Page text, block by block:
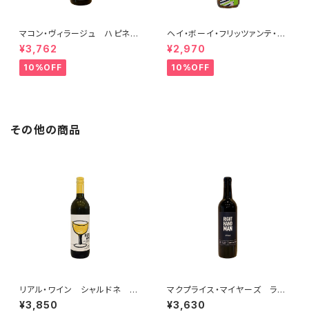
マコン・ヴィラージュ ハピネ
ス 2023 ブレノ・ベランジェ
¥3,762
10%OFF
ヘイ・ボーイ・フリッツァンテ・ビ
アンコ 2022 オールド・ボー
イ
¥2,970
10%OFF
その他の商品
リアル・ワイン シャルドネ 20
22
¥3,850
マクプライス・マイヤーズ ライ
ト・ハンド・マン シラー 2023
¥3,630